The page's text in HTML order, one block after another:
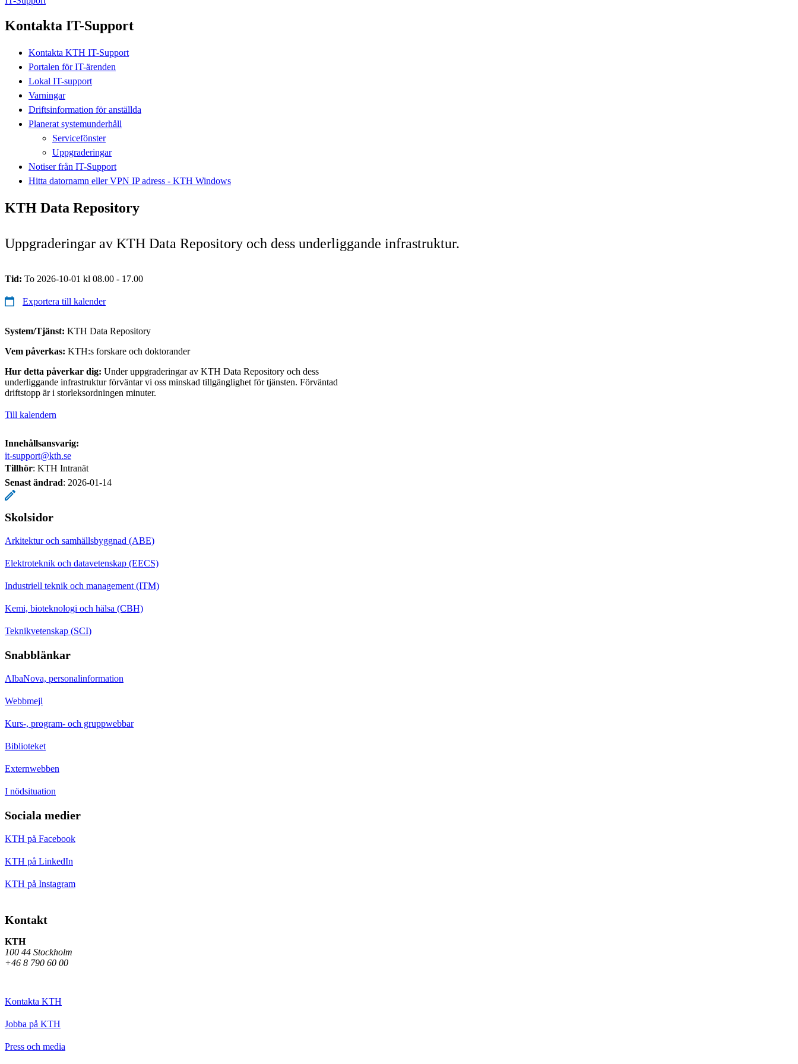
Kontakta IT-Support
Kontakta KTH IT-Support
Portalen för IT-ärenden
Lokal IT-support
Varningar
Driftsinformation för anställda
Planerat systemunderhåll
Servicefönster
Uppgraderingar
Notiser från IT-Support
Hitta datornamn eller VPN IP adress - KTH Windows
KTH Data Repository
Uppgraderingar av KTH Data Repository och dess underliggande infrastruktur.
Tid: To 2026-10-01 kl 08.00 - 17.00
Exportera till kalender
System/Tjänst: KTH Data Repository
Vem påverkas: KTH:s forskare och doktorander
Hur detta påverkar dig: Under uppgraderingar av KTH Data Repository och dess
underliggande infrastruktur förväntar vi oss minskad tillgänglighet för tjänsten. Förväntad
driftstopp är i storleksordningen minuter.
Till kalendern
Innehållsansvarig:
it-support@kth.se
Tillhör: KTH Intranät
Senast ändrad: 2026-01-14
Skolsidor
Arkitektur och samhällsbyggnad (ABE)
Elektroteknik och datavetenskap (EECS)
Industriell teknik och management (ITM)
Kemi, bioteknologi och hälsa (CBH)
Teknikvetenskap (SCI)
Snabblänkar
AlbaNova, personalinformation
Webbmejl
Kurs-, program- och gruppwebbar
Biblioteket
Externwebben
I nödsituation
Sociala medier
KTH på Facebook
KTH på LinkedIn
KTH på Instagram
Kontakt
KTH
100 44 Stockholm
+46 8 790 60 00
Kontakta KTH
Jobba på KTH
Press och media